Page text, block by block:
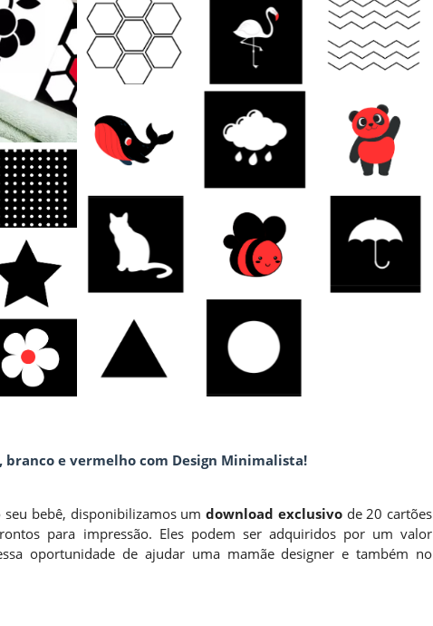
branco e vermelho com Design Minimalista!
seu bebê, disponibilizamos umdownload exclusivode 20 cartões
para impressão. Eles podem ser adquiridos por um valor
oportunidade de ajudar uma mamãe designer e também no